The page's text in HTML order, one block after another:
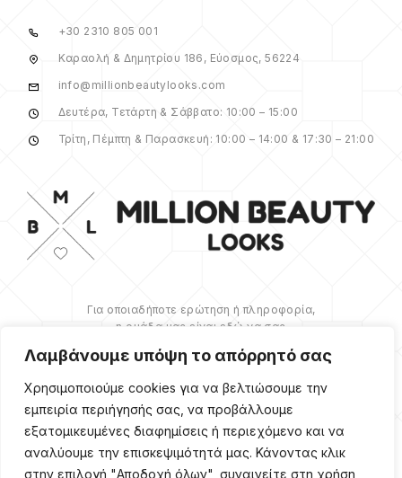
Λαμβάνουμε υπόψη το απόρρητό σας
Χρησιμοποιούμε cookies για να βελτιώσουμε την
εμπειρία περιήγησής σας, να προβάλλουμε
εξατομικευμένες διαφημίσεις ή περιεχόμενο και να
αναλύουμε την επισκεψιμότητά μας. Κάνοντας κλικ
στην επιλογή "Αποδοχή όλων", συναινείτε στη χρήση
+30 2310 805 001
Καραολή & Δημητρίου 186, Εύοσμος, 56224
info@millionbeautylooks.com
Δευτέρα, Τετάρτη & Σάββατο: 10:00 – 15:00
Τρίτη, Πέμπτη & Παρασκευή: 10:00 – 14:00 & 17:30 – 21:00
Για οποιαδήποτε ερώτηση ή πληροφορία,
η ομάδα μας είναι εδώ να σας
βοηθήσουμε.
ΠΕΡΙΣΣΌΤΕΡΑ